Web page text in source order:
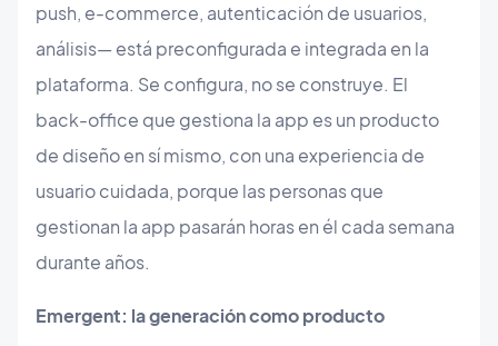
push, e-commerce, autenticación de usuarios,
análisis— está preconfigurada e integrada en la
plataforma. Se configura, no se construye. El
back-office que gestiona la app es un producto
de diseño en sí mismo, con una experiencia de
usuario cuidada, porque las personas que
gestionan la app pasarán horas en él cada semana
durante años.
Emergent: la generación como producto